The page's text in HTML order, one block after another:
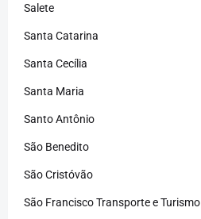
Salete
Santa Catarina
Santa Cecília
Santa Maria
Santo Antônio
São Benedito
São Cristóvão
São Francisco Transporte e Turismo